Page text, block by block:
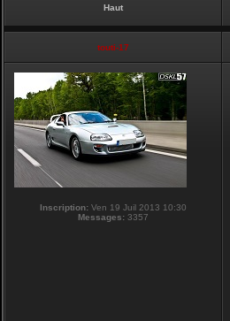
Haut
touti-17
Inscription: Ven 19 Juil 2013 10:30
Messages: 3357